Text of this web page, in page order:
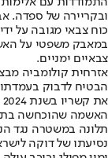
ובקריירה של ספדה.
כוח צבאי מגובה על
במאבק משפטי על
צבאיים ימניים.
אזרחית קולומביה
הבטיח לדבוק
האשמה שהוכחשה
תלונה במשטרה נגד
נסיעתו של דוקה